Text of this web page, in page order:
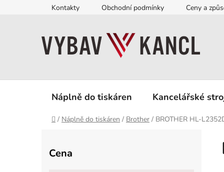
Kontakty Obchodní podmínky Ceny a
Náplně do tiskáren Kancelářské
Domů
/ Náplně do tiskáren / Brother / BROTHER HL-
Cena